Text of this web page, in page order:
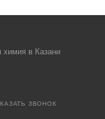
в Казани
ЗВОНОК